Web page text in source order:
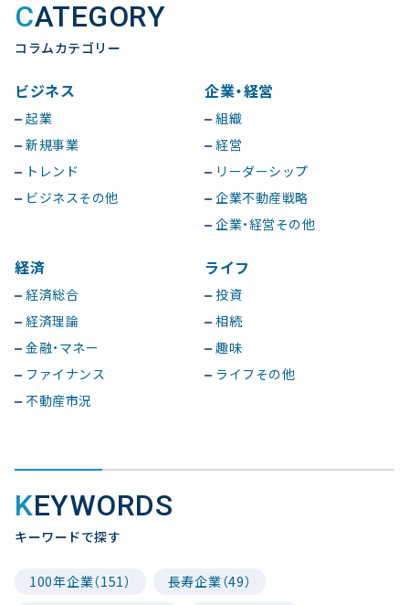
CATEGORY
コラムカテゴリー
ビジネス
起業
新規事業
トレンド
ビジネスその他
企業・経営
組織
経営
リーダーシップ
企業不動産戦略
企業・経営その他
経済
経済総合
経済理論
金融・マネー
ファイナンス
不動産市況
ライフ
投資
相続
趣味
ライフその他
KEYWORDS
キーワードで探す
100年企業（151）
長寿企業（49）